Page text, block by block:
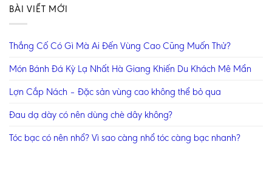
BÀI VIẾT MỚI
Thắng Cố Có Gì Mà Ai Đến Vùng Cao Cũng Muốn Thử?
Món Bánh Đá Kỳ Lạ Nhất Hà Giang Khiến Du Khách Mê Mẩn
Lợn Cắp Nách – Đặc sản vùng cao không thể bỏ qua
Đau dạ dày có nên dùng chè dây không?
Tóc bạc có nên nhổ? Vì sao càng nhổ tóc càng bạc nhanh?